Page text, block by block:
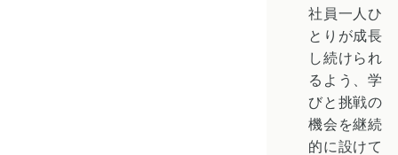
社員一人ひ
とりが成長
し続けられ
るよう、学
びと挑戦の
機会を継続
的に設けて